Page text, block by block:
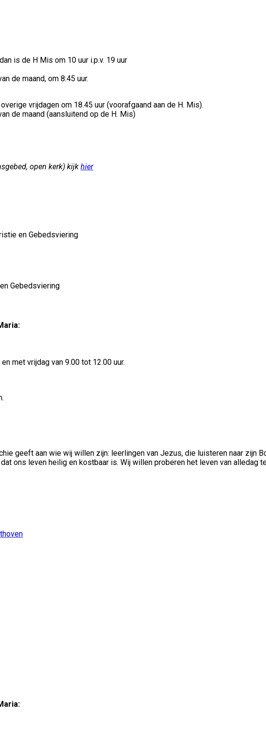
is de H Mis om 10 uur i.p.v. 19 uur
de maand, om 8:45 uur.
vrijdagen om 18.45 uur (voorafgaand aan de H. Mis).
de maand (aansluitend op de H. Mis)
open kerk) kijk hier
en Gebedsviering
Gebedsviering
met vrijdag van 9.00 tot 12.00 uur.
geeft aan wie wij willen zijn: leerlingen van Jezus, die luisteren naar zijn
ons leven heilig en kostbaar is. Wij willen proberen het leven van alledag